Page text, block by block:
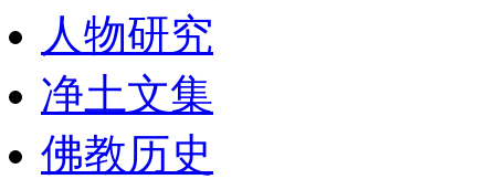
人物研究
净土文集
佛教历史